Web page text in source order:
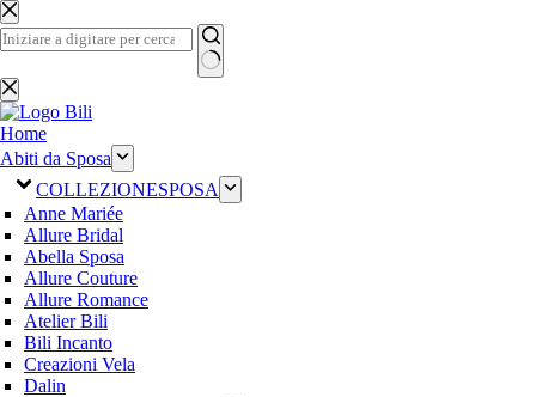
Salta
al
contenuto
Nessun
risultato
Home
Abiti da Sposa
COLLEZIONESPOSA
Anne Mariée
Allure Bridal
Abella Sposa
Allure Couture
Allure Romance
Atelier Bili
Bili Incanto
Creazioni Vela
Dalin